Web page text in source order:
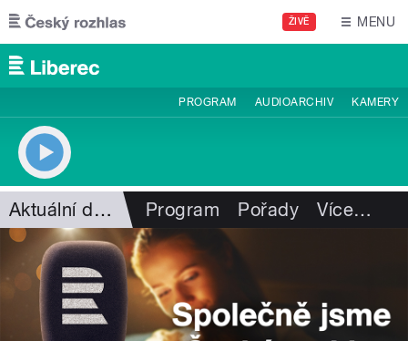
Přejít k hlavnímu obsahu
ŽIVĚ MENU
PROGRAM AUDIOARCHIV KAMERY
Aktuální dění Program Pořady Více…